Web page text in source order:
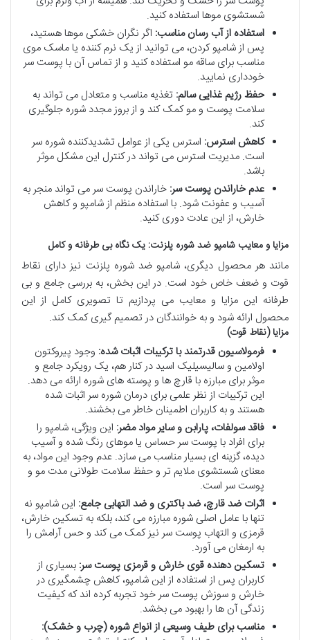
شستشوی موها استفاده کنید.
استفاده از آب رسان مناسب: اگر نگران خشکی موها هستید،
پس از شامپو کردن، می توانید از یک نرم کننده یا ماسک موی
مناسب برای ساقه مو استفاده کنید و از تماس آن با پوست سر
خودداری نمایید.
حفظ رژیم غذایی سالم: تغذیه مناسب و متعادل می تواند به
سلامت پوست و مو کمک کند و از بروز مجدد شوره جلوگیری
کند.
کاهش استرس: استرس یکی از عوامل تشدیدکننده شوره سر
است. مدیریت استرس می تواند در کنترل این مشکل موثر
باشد.
عدم خاراندن پوست سر: خاراندن پوست سر می تواند منجر به
آسیب و عفونت شود. با استفاده منظم از شامپو و کاهش
خارش، از این عادت دوری کنید.
مزایا و معایب شامپو ضد شوره پلزنت: یک نگاه بی طرفانه و کامل
مانند هر محصول دیگری، شامپو ضد شوره پلزنت نیز دارای نقاط
قوت و ضعف خاص خود است. در این بخش، به بررسی جامع و بی
طرفانه این مزایا و معایب می پردازیم تا تصویری کامل از این
محصول ارائه شود و به خوانندگان در تصمیم گیری کمک کند.
مزایا (نقاط قوت)
فرمولاسیون قدرتمند با ترکیبات اثبات شده: وجود پیروکتون
اولامین و سالیسیلیک اسید در کنار هم، یک رویکرد جامع و
موثر برای مبارزه با قارچ ها و پوسته های شوره ارائه می دهد.
این ترکیبات از نظر علمی برای درمان شوره سر اثبات شده
هستند و به کاربران اطمینان خاطر می بخشند.
فاقد سولفات، پارابن و سایر مواد مضر: این ویژگی، شامپو را
برای افراد با پوست سر حساس یا موهای رنگ شده و آسیب
دیده، گزینه ای بسیار مناسب می سازد. عدم وجود این مواد، به
معنای شستشوی ملایم تر و حفظ سلامت طولانی مدت مو و
پوست سر است.
اثرات ضد قارچ، ضد باکتری و ضد التهابی جامع: این شامپو نه
تنها با عامل اصلی شوره مبارزه می کند، بلکه به تسکین خارش،
قرمزی و التهاب پوست سر نیز کمک می کند و حس آرامش را
به ارمغان می آورد.
تسکین دهنده قوی خارش و قرمزی پوست سر: بسیاری از
کاربران پس از استفاده از این شامپو، کاهش چشمگیری در
خارش و سوزش پوست سر خود تجربه کرده اند که کیفیت
زندگی آن ها را بهبود می بخشد.
مناسب برای طیف وسیعی از انواع شوره (چرب و خشک):